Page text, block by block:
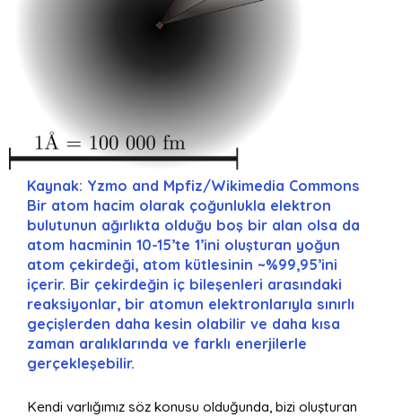
Kaynak: Yzmo and Mpfiz/Wikimedia Commons
Bir atom hacim olarak çoğunlukla elektron
bulutunun ağırlıkta olduğu boş bir alan olsa da
atom hacminin 10-15’te 1’ini oluşturan yoğun
atom çekirdeği, atom kütlesinin ~%99,95’ini
içerir. Bir çekirdeğin iç bileşenleri arasındaki
reaksiyonlar, bir atomun elektronlarıyla sınırlı
geçişlerden daha kesin olabilir ve daha kısa
zaman aralıklarında ve farklı enerjilerle
gerçekleşebilir.
Kendi varlığımız söz konusu olduğunda, bizi oluşturan